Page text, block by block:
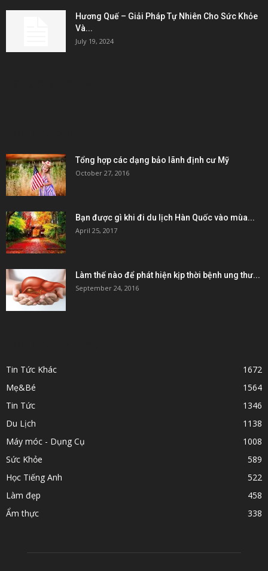
Hương Quế – Giải Pháp Tự Nhiên Cho Sức Khỏe
Và...
July 19, 2024
Tổng hợp các dạng bảo lãnh định cư Mỹ
October 27, 2016
Bạn được gì khi đi du lịch Hàn Quốc vào mùa...
April 25, 2017
Làm thế nào để phát hiện kịp thời bệnh ung thư...
September 24, 2016
Tin Tức Khác
1672
Mẹ&Bé
1564
Tin Tức
1346
Du Lịch
1138
Máy móc - Dụng Cụ
1008
Sức Khỏe
589
Học Tiếng Anh
522
Làm đẹp
458
Ẩm thực
338